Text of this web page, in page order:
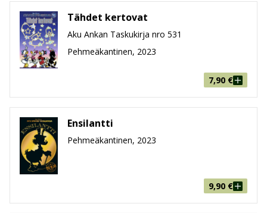
Tähdet kertovat
Aku Ankan Taskukirja nro 531
Pehmeäkantinen, 2023
7,90 €
Ensilantti
Pehmeäkantinen, 2023
9,90 €